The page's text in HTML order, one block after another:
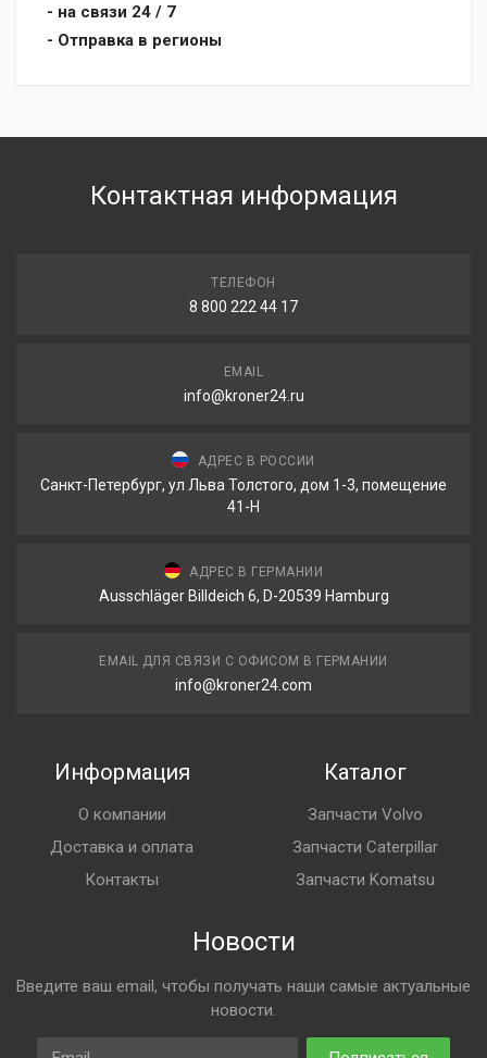
- на связи 24 / 7
- Отправка в регионы
Контактная информация
ТЕЛЕФОН
8 800 222 44 17
EMAIL
info@kroner24.ru
АДРЕС В РОССИИ
Санкт-Петербург, ул Льва Толстого, дом 1-3, помещение
41-Н
АДРЕС В ГЕРМАНИИ
Ausschläger Billdeich 6, D-20539 Hamburg
EMAIL ДЛЯ СВЯЗИ С ОФИСОМ В ГЕРМАНИИ
info@kroner24.com
Информация
О компании
Доставка и оплата
Контакты
Каталог
Запчасти Volvo
Запчасти Caterpillar
Запчасти Komatsu
Новости
Введите ваш email, чтобы получать наши самые актуальные
новости.
Email